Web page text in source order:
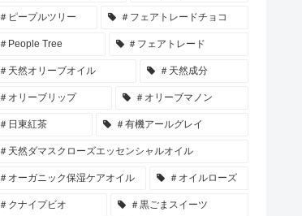
＃ピープルツリー ＃フェアトレードチョコ
＃People Tree ＃フェアトレード
＃天然オリーブオイル ＃天然成分
＃オリーブリップ ＃オリーブマノン
＃日東紅茶 ＃有機アールグレイ
＃天然ダマスクローズエッセンシャルオイル
＃オーガニック保湿ケアオイル ＃オイルローズ
＃クナイプビオ ＃黒ごまスイーツ